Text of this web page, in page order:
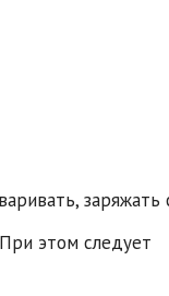
этом следует